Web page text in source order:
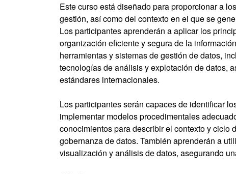
Este curso está diseñado para proporcionar a
gestión, así como del contexto en el que se
Los participantes aprenderán a aplicar los
organización eficiente y segura de la
herramientas y sistemas de gestión de datos,
tecnologías de análisis y explotación de datos,
estándares internacionales.
Los participantes serán capaces de identificar
implementar modelos procedimentales
conocimientos para describir el contexto y ciclo
gobernanza de datos. También aprenderán a
visualización y análisis de datos, asegurando